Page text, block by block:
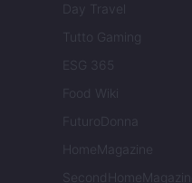
Day Travel
Tutto Gaming
ESG 365
Food Wiki
FuturoDonna
HomeMagazine
SecondHomeMagazine